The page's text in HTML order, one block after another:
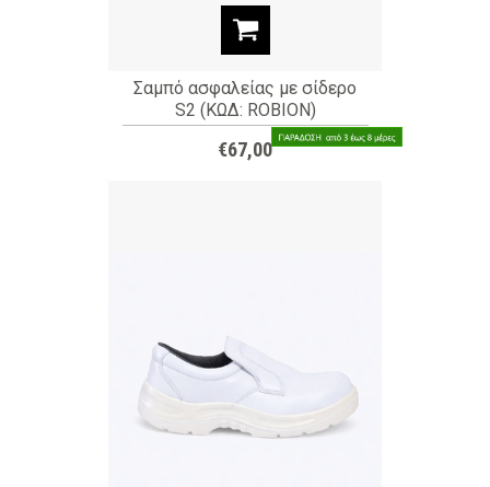
Σαμπό ασφαλείας με σίδερο
S2 (ΚΩΔ: ROBION)
€67,00